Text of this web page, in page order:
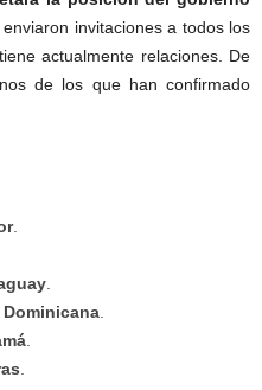
invitaciones a todos los
actualmente relaciones. De
de los que han confirmado
.
Dominicana